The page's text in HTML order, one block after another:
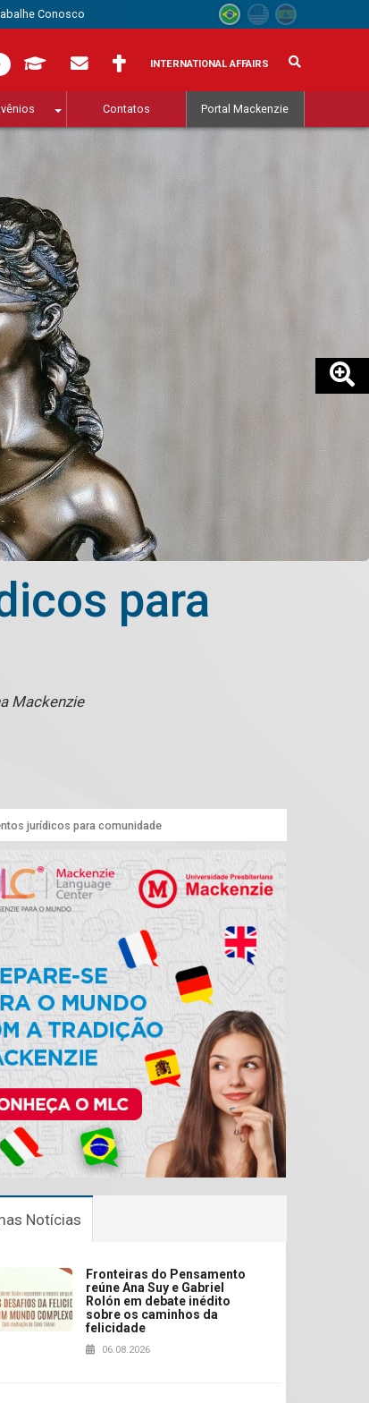
Conosco
INTERNATIONAL AFFAIRS
Contatos Portal Mackenzie
para
Mackenzie
jurídicos para comunidade
Notícias
Fronteiras do Pensamento
reúne Ana Suy e Gabriel
Rolón em debate inédito
sobre os caminhos da
felicidade
06.08.2026